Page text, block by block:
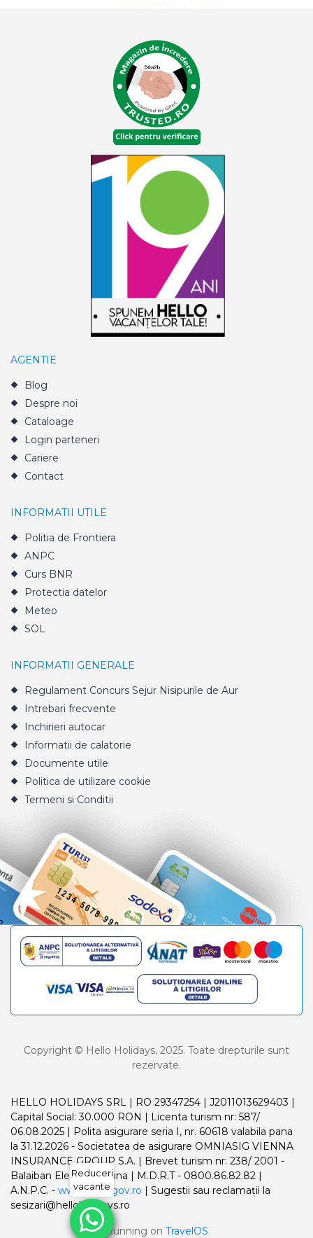
AGENTIE
Blog
Despre noi
Cataloage
Login parteneri
Cariere
Contact
INFORMATII UTILE
Politia de Frontiera
ANPC
Curs BNR
Protectia datelor
Meteo
SOL
INFORMATII GENERALE
Regulament Concurs Sejur Nisipurile de Aur
Intrebari frecvente
Inchirieri autocar
Informatii de calatorie
Documente utile
Politica de utilizare cookie
Termeni si Conditii
Copyright © Hello Holidays, 2025. Toate drepturile sunt
rezervate.
HELLO HOLIDAYS SRL | RO 29347254 | J2011013629403 |
Capital Social: 30.000 RON | Licenta turism nr: 587/
06.08.2025 | Polita asigurare seria I, nr. 60618 valabila pana
la 31.12.2026 - Societatea de asigurare OMNIASIG VIENNA
INSURANCE GROUP S.A. | Brevet turism nr: 238/ 2001 -
Balaiban Elena Madalina | M.D.R.T - 0800.86.82.82 |
A.N.P.C. - www.anpc.gov.ro | Sugestii sau reclamații la
sesizari@helloholidays.ro
Running on TravelOS
Reduceri
vacante